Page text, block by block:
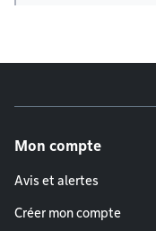
Mon compte
Avis et alertes
Créer mon compte